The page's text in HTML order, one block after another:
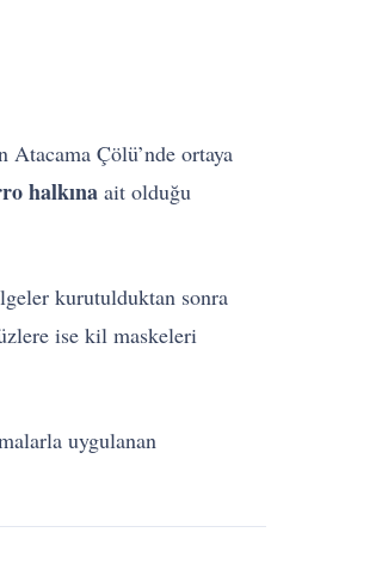
Atacama Çölü’nde ortaya
halkına ait olduğu
kurutulduktan sonra
ise kil maskeleri
uygulanan